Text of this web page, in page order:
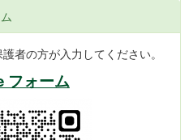
者の方が入力してください。
フォーム